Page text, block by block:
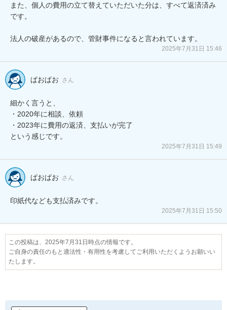
また、個人の費用の立て替えていただいた分は、すべて返済済み
です。
法人の破産があるので、管財事件になると言われています。
2025年7月31日 15:46
ぱおぱお さん
細かく言うと、
・2020年に相談、依頼
・2023年に費用の返済、支払いが完了
という感じです。
2025年7月31日 15:49
ぱおぱお さん
印紙代なども支払済みです。
2025年7月31日 15:50
この投稿は、2025年7月31日時点の情報です。
ご自身の責任のもと適法性・有用性を考慮してご利用いただくようお願いい
たします。